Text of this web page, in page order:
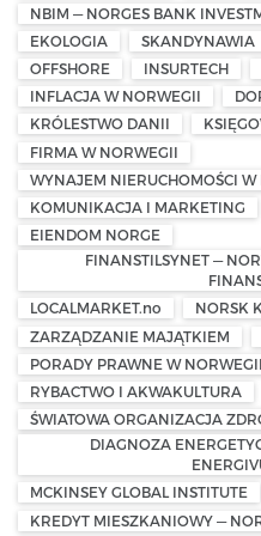
NBIM — NORGES BANK
EKOLOGIA
SKANDYNAWIA
OFFSHORE
INSURTECH
INFLACJA W NORWEGII
KRÓLESTWO DANII
FIRMA W NORWEGII
WYNAJEM NIERUCHOMOŚCI W
KOMUNIKACJA I MARKETING
EIENDOM NORGE
FINANSTILSYNET —
LOCALMARKET.no
NORSK
ZARZĄDZANIE MAJĄTKIEM
PORADY PRAWNE W NORWEGII
RYBACTWO I AKWAKULTURA
ŚWIATOWA ORGANIZACJA
DIAGNOZA
MCKINSEY GLOBAL INSTITUTE
KREDYT MIESZKANIOWY —